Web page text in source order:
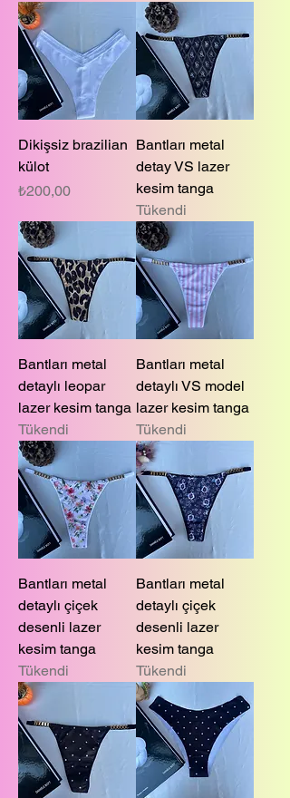
Dikişsiz brazilian
külot
Fiyat
₺200,00
Bantları metal
detay VS lazer
kesim tanga
Tükendi
Bantları metal
detaylı leopar
lazer kesim tanga
Tükendi
Bantları metal
detaylı VS model
lazer kesim tanga
Tükendi
Bantları metal
detaylı çiçek
desenli lazer
kesim tanga
Tükendi
Bantları metal
detaylı çiçek
desenli lazer
kesim tanga
Tükendi